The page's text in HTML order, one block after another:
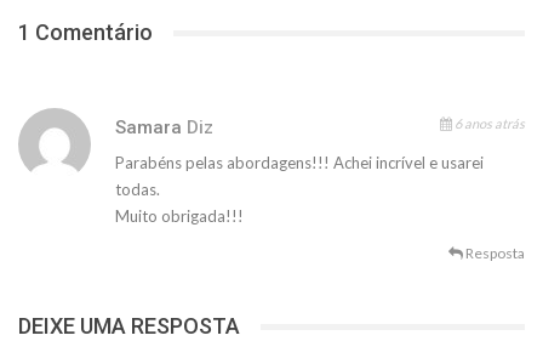
1 Comentário
Samara Diz 6 anos atrás
Parabéns pelas abordagens!!! Achei incrível e usarei
todas.
Muito obrigada!!!
Resposta
DEIXE UMA RESPOSTA